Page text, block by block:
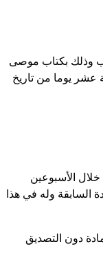
وذلك بكتاب موصى
يوما من تاريخ
الأسبوعين
السابقة وله في هذا
دون التصديق